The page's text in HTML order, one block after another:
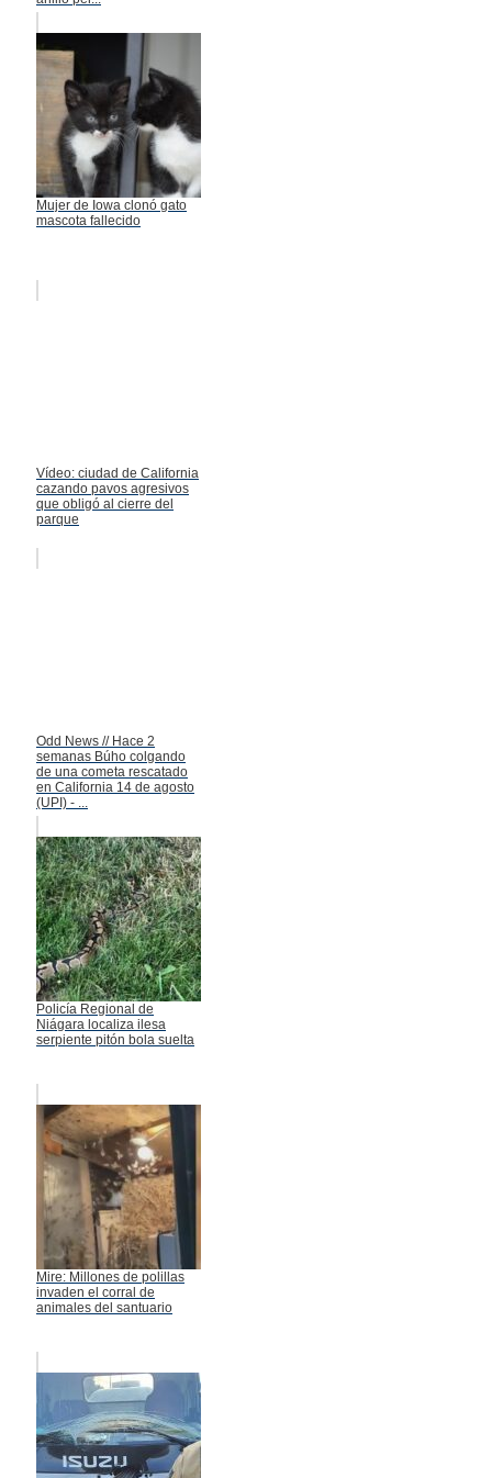
Mujer de Iowa clonó gato
mascota fallecido
Vídeo: ciudad de California
cazando pavos agresivos
que obligó al cierre del
parque
Odd News // Hace 2
semanas Búho colgando
de una cometa rescatado
en California 14 de agosto
(UPI) - ...
Policía Regional de
Niágara localiza ilesa
serpiente pitón bola suelta
Mire: Millones de polillas
invaden el corral de
animales del santuario